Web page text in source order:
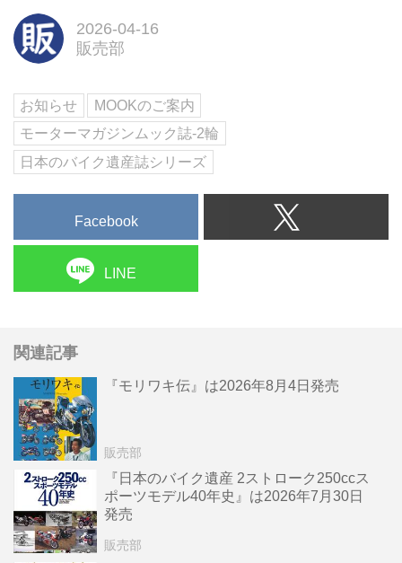
2026-04-16
販売部
お知らせ
MOOKのご案内
モーターマガジンムック誌-2輪
日本のバイク遺産誌シリーズ
Facebook
LINE
関連記事
『モリワキ伝』は2026年8月4日発売
販売部
『日本のバイク遺産 2ストローク250ccス
ポーツモデル40年史』は2026年7月30日
発売
販売部